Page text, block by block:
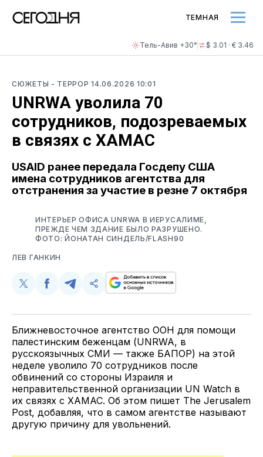
Тель-Авив +30° $ 3.01 · € 3.46
ТЕМНАЯ
СЮЖЕТЫ - ТЕРРОР14.06.2026 10:01
UNRWA уволила 70
сотрудников, подозреваемых
в связях с ХАМАС
USAID ранее передала Госдепу США
имена сотрудников агентства для
отстранения за участие в резне 7 октября
ИНТЕРЬЕР ОФИСА UNRWA В ИЕРУСАЛИМЕ,
ПРЕЖДЕ ЧЕМ ЗДАНИЕ БЫЛО РАЗРУШЕНО.
ФОТО: ЙОНАТАН СИНДЕЛЬ/FLASH90
ЛЕВ ГАНКИН
Поделиться
Twitter
Поделиться
Facebook
Поделиться
Telegram
Скопируйте
поделитесь
Ближневосточное агентство ООН для помощи
палестинским беженцам (UNRWA, в
русскоязычных СМИ — также БАПОР) на этой
неделе уволило 70 сотрудников после
обвинений со стороны Израиля и
неправительственной организации UN Watch в
их связях с ХАМАС. Об этом пишет The Jerusalem
Post, добавляя, что в самом агентстве называют
другую причину для увольнений.